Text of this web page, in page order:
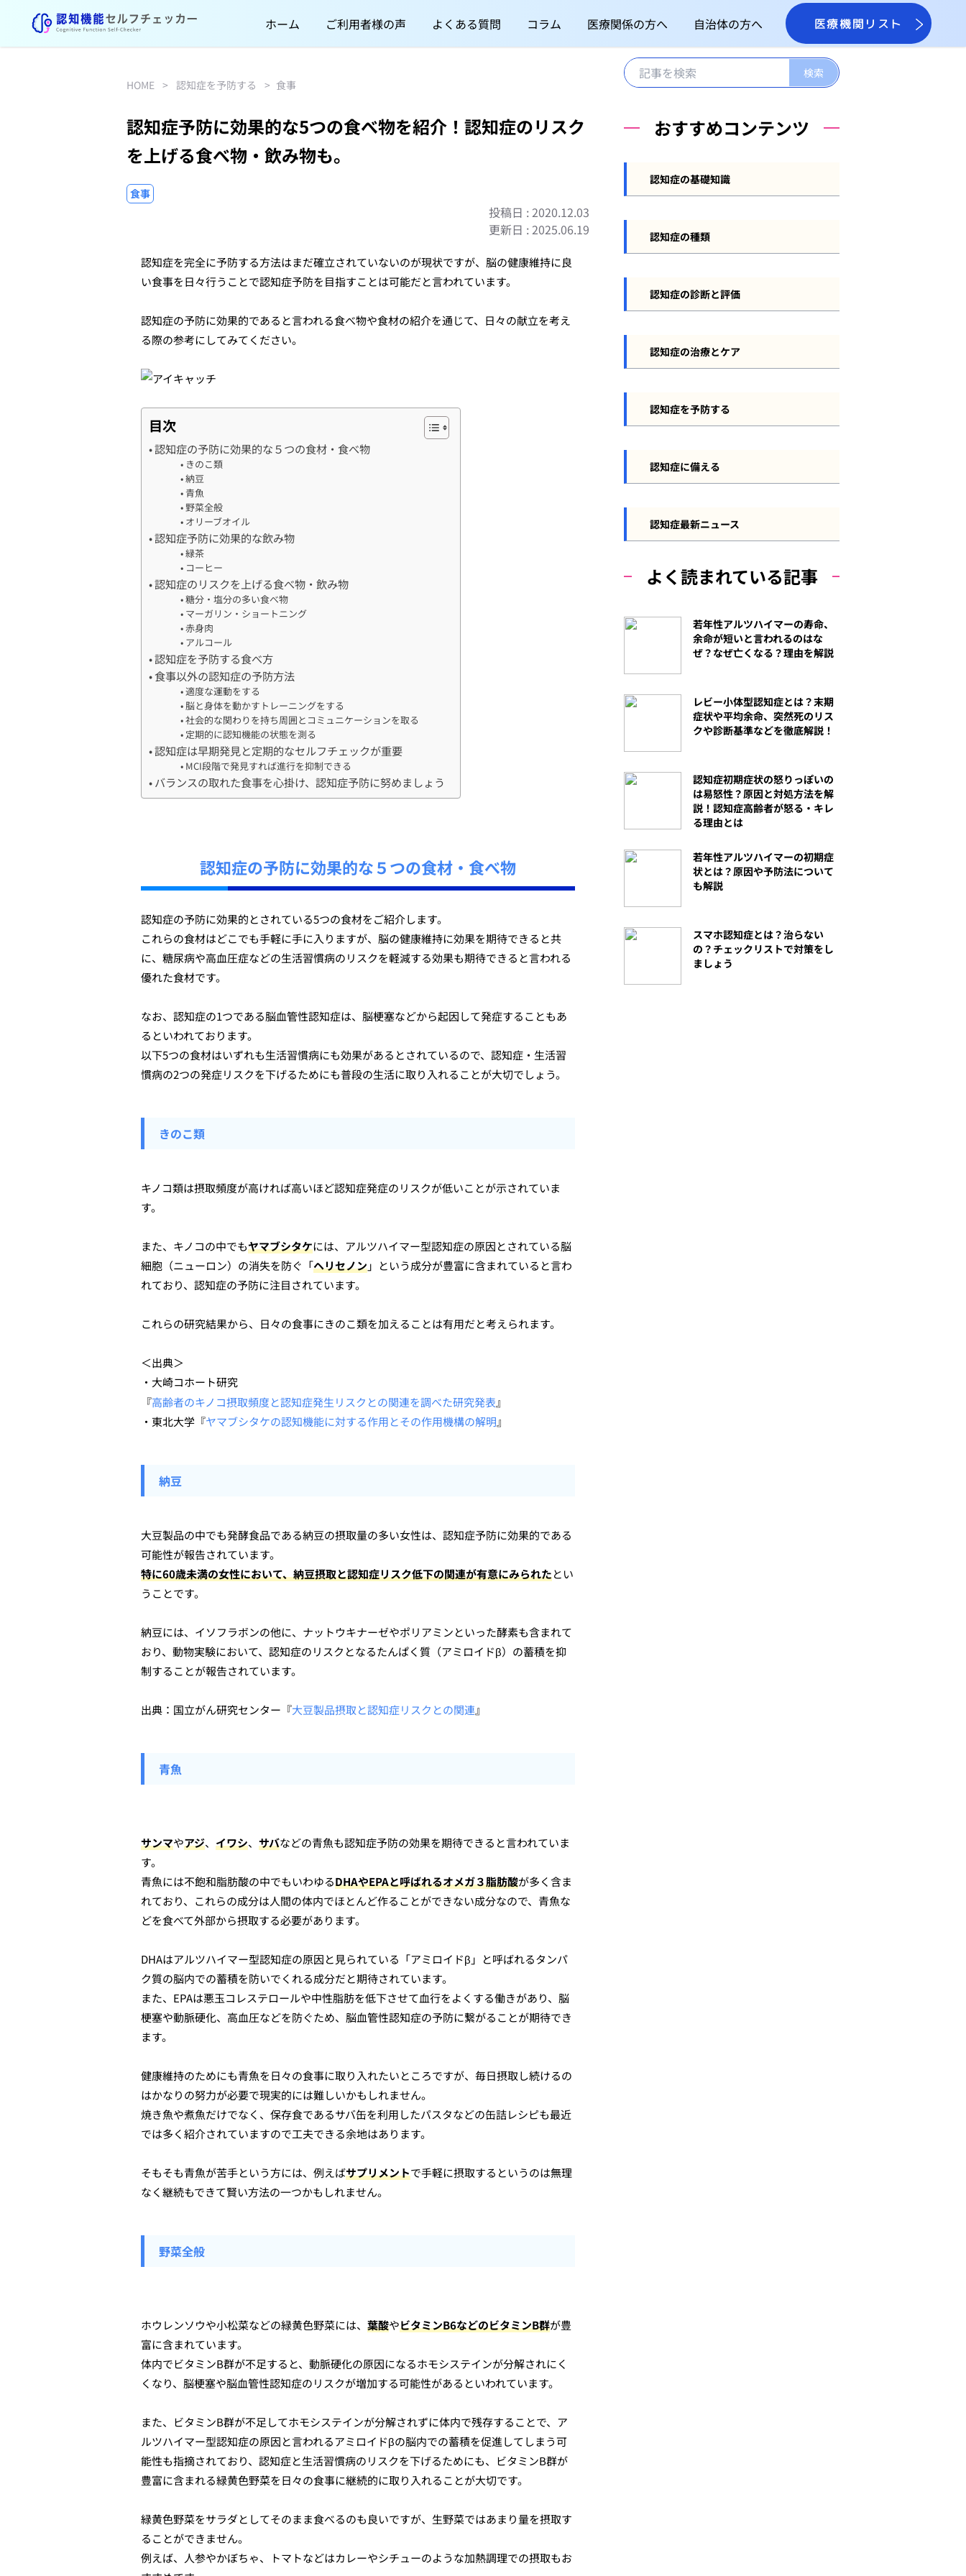
ホーム ご利用者様の声 よくある質問 コラム 医療関係の方へ 自治体の方へ 医療機関リスト
HOME > 認知症を予防する > 食事
認知症予防に効果的な5つの食べ物を紹介！認知症のリスク
を上げる食べ物・飲み物も。
食事
投稿日 : 2020.12.03
更新日 : 2025.06.19
認知症を完全に予防する方法はまだ確立されていないのが現状ですが、脳の健康維持に良
い食事を日々行うことで認知症予防を目指すことは可能だと言われています。
認知症の予防に効果的であると言われる食べ物や食材の紹介を通じて、日々の献立を考え
る際の参考にしてみてください。
目次
認知症の予防に効果的な５つの食材・食べ物
きのこ類
納豆
青魚
野菜全般
オリーブオイル
認知症予防に効果的な飲み物
緑茶
コーヒー
認知症のリスクを上げる食べ物・飲み物
糖分・塩分の多い食べ物
マーガリン・ショートニング
赤身肉
アルコール
認知症を予防する食べ方
食事以外の認知症の予防方法
適度な運動をする
脳と身体を動かすトレーニングをする
社会的な関わりを持ち周囲とコミュニケーションを取る
定期的に認知機能の状態を測る
認知症は早期発見と定期的なセルフチェックが重要
MCI段階で発見すれば進行を抑制できる
バランスの取れた食事を心掛け、認知症予防に努めましょう
認知症の予防に効果的な５つの食材・食べ物
認知症の予防に効果的とされている5つの食材をご紹介します。
これらの食材はどこでも手軽に手に入りますが、脳の健康維持に効果を期待できると共
に、糖尿病や高血圧症などの生活習慣病のリスクを軽減する効果も期待できると言われる
優れた食材です。
なお、認知症の1つである脳血管性認知症は、脳梗塞などから起因して発症することもあ
るといわれております。
以下5つの食材はいずれも生活習慣病にも効果があるとされているので、認知症・生活習
慣病の2つの発症リスクを下げるためにも普段の生活に取り入れることが大切でしょう。
きのこ類
キノコ類は摂取頻度が高ければ高いほど認知症発症のリスクが低いことが示されていま
す。
また、キノコの中でもヤマブシタケには、アルツハイマー型認知症の原因とされている脳
細胞（ニューロン）の消失を防ぐ「ヘリセノン」という成分が豊富に含まれていると言わ
れており、認知症の予防に注目されています。
これらの研究結果から、日々の食事にきのこ類を加えることは有用だと考えられます。
＜出典＞
・大崎コホート研究
『高齢者のキノコ摂取頻度と認知症発生リスクとの関連を調べた研究発表』
・東北大学『ヤマブシタケの認知機能に対する作用とその作用機構の解明』
納豆
大豆製品の中でも発酵食品である納豆の摂取量の多い女性は、認知症予防に効果的である
可能性が報告されています。
特に60歳未満の女性において、納豆摂取と認知症リスク低下の関連が有意にみられたとい
うことです。
納豆には、イソフラボンの他に、ナットウキナーゼやポリアミンといった酵素も含まれて
おり、動物実験において、認知症のリスクとなるたんぱく質（アミロイドβ）の蓄積を抑
制することが報告されています。
出典： 国立がん研究センター『大豆製品摂取と認知症リスクとの関連』
青魚
サンマやアジ、 イワシ、 サバなどの青魚も認知症予防の効果を期待できると言われていま
す。
青魚には不飽和脂肪酸の中でもいわゆるDHAやEPAと呼ばれるオメガ３脂肪酸が多く含ま
れており、これらの成分は人間の体内でほとんど作ることができない成分なので、青魚な
どを食べて外部から摂取する必要があります。
DHAはアルツハイマー型認知症の原因と見られている「アミロイドβ」と呼ばれるタンパ
ク質の脳内での蓄積を防いでくれる成分だと期待されています。
また、EPAは悪玉コレステロールや中性脂肪を低下させて血行をよくする働きがあり、脳
梗塞や動脈硬化、高血圧などを防ぐため、脳血管性認知症の予防に繋がることが期待でき
ます。
健康維持のためにも青魚を日々の食事に取り入れたいところですが、毎日摂取し続けるの
はかなりの努力が必要で現実的には難しいかもしれません。
焼き魚や煮魚だけでなく、保存食であるサバ缶を利用したパスタなどの缶詰レシピも最近
では多く紹介されていますので工夫できる余地はあります。
そもそも青魚が苦手という方には、例えばサプリメントで手軽に摂取するというのは無理
なく継続もできて賢い方法の一つかもしれません。
野菜全般
ホウレンソウや小松菜などの緑黄色野菜には、 葉酸やビタミンB6などのビタミンB群が豊
富に含まれています。
体内でビタミンB群が不足すると、動脈硬化の原因になるホモシステインが分解されにく
くなり、脳梗塞や脳血管性認知症のリスクが増加する可能性があるといわれています。
また、ビタミンB群が不足してホモシステインが分解されずに体内で残存することで、ア
ルツハイマー型認知症の原因と言われるアミロイドβの脳内での蓄積を促進してしまう可
能性も指摘されており、認知症と生活習慣病のリスクを下げるためにも、ビタミンB群が
豊富に含まれる緑黄色野菜を日々の食事に継続的に取り入れることが大切です。
緑黄色野菜をサラダとしてそのまま食べるのも良いですが、生野菜ではあまり量を摂取す
ることができません。
例えば、人参やかぼちゃ、トマトなどはカレーやシチューのような加熱調理での摂取もお
おすすめコンテンツ
認知症の基礎知識
認知症の症状
認知症の原因
認知症の種類
レビー小体型認知症
前頭側頭型認知症
若年性認知症
認知症の診断と評価
長谷川式
MMSE
自己チェック
認知症の治療とケア
認知症のケアと介護
認知症の法制度・サービス
認知症を予防する
運動
食事
認知症に備える
認知症と保険
認知症と費用
認知症最新ニュース
よく読まれている記事
若年性アルツハイマーの寿命、
余命が短いと言われるのはな
ぜ？なぜ亡くなる？理由を解説
レビー小体型認知症とは？末期
症状や平均余命、突然死のリス
クや診断基準などを徹底解説！
認知症初期症状の怒りっぽいの
は易怒性？原因と対処方法を解
説！認知症高齢者が怒る・キレ
る理由とは
若年性アルツハイマーの初期症
状とは？原因や予防法について
も解説
スマホ認知症とは？治らない
の？チェックリストで対策をし
ましょう